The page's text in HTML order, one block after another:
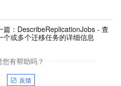
篇： DescribeReplicationJobs - 查
个或多个迁移任务的详细信息
有帮助吗？
反馈